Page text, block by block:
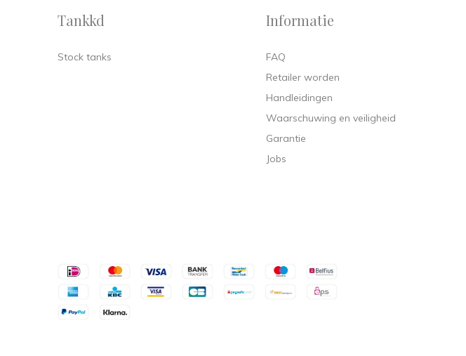
Tankkd
Stock tanks
Informatie
FAQ
Retailer worden
Handleidingen
Waarschuwing en veiligheid
Garantie
Jobs